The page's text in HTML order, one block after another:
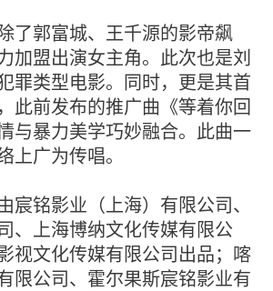
了郭富城、王千源的影帝飙
加盟出演女主角。此次也是刘
罪类型电影。同时，更是其首
此前发布的推广曲《等着你回
与暴力美学巧妙融合。此曲一
上广为传唱。
铭影业（上海）有限公司、
、上海博纳文化传媒有限公
视文化传媒有限公司出品；喀
限公司、霍尔果斯宸铭影业有